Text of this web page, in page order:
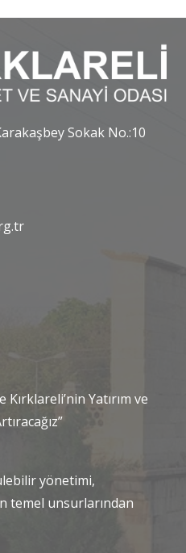
Sokak No.:10
Yatırım ve
yönetimi,
temel unsurlarından